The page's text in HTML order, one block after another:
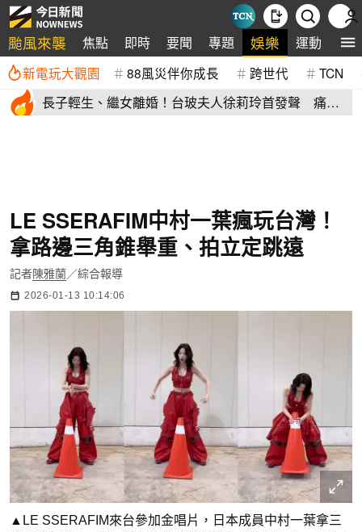
颱風來襲 焦點 即時 要聞 專題 娛樂 運動 全
新電玩大觀園 88風災伴你成長 跨世代 TCN
長子輕生、繼女離婚！台玻夫人徐莉玲首發聲 痛揭
LE SSERAFIM中村一葉瘋玩台灣！
拿路邊三角錐舉重、拍立定跳遠
記者陳雅蘭／綜合報導
2026-01-13 10:14:06
▲LE SSERAFIM來台參加金唱片，日本成員中村一葉拿三